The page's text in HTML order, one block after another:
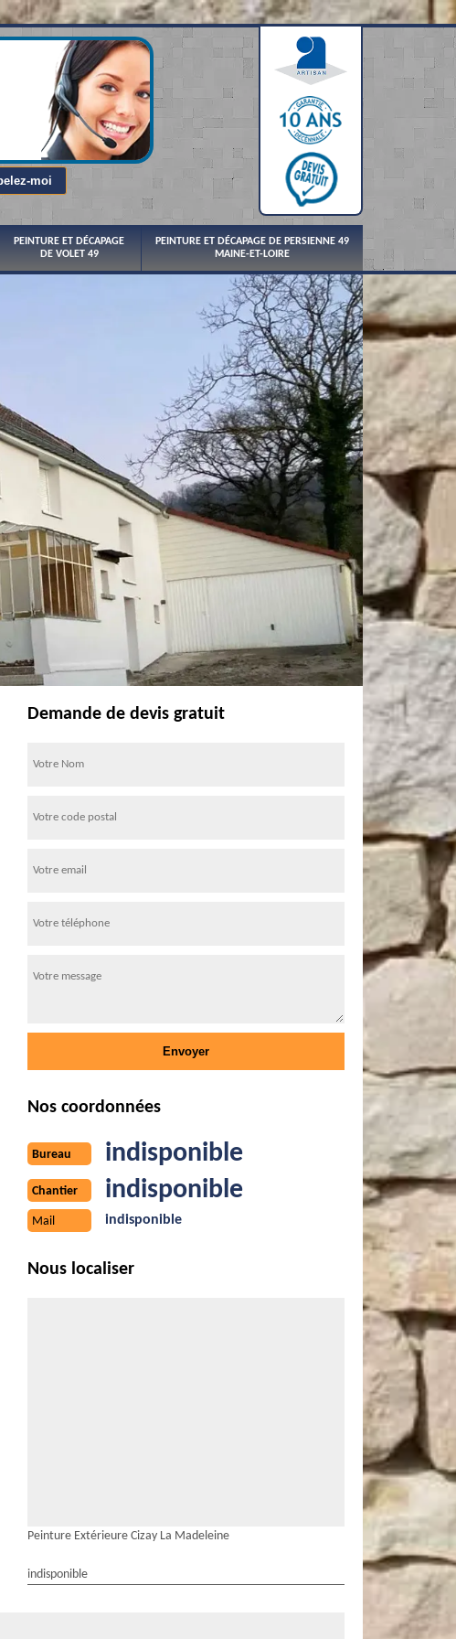
PEINTURE ET DÉCAPAGE
DE VOLET 49
PEINTURE ET DÉCAPAGE DE PERSIENNE 49
MAINE-ET-LOIRE
Demande de devis gratuit
Nos coordonnées
Bureau indisponible
Chantier indisponible
Mail indisponible
Nous localiser
Peinture Extérieure Cizay La Madeleine
indisponible